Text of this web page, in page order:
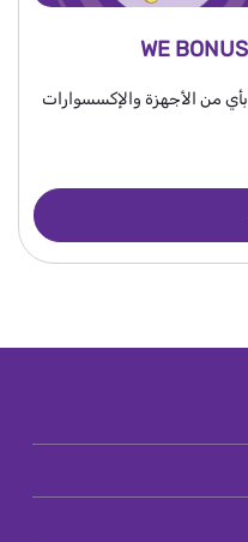
استبدل نقاط WE Bonus من فروع WE بأي من الأجهزة والإكسسوارات